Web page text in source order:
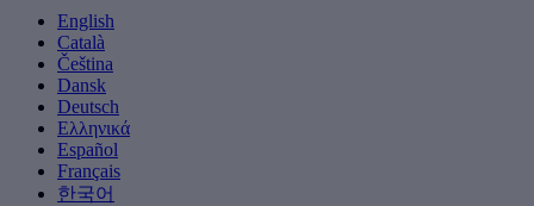
English
Català
Čeština
Dansk
Deutsch
Ελληνικά
Español
Français
한국어